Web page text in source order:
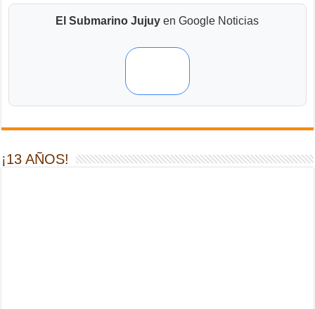
El Submarino Jujuy en Google Noticias
¡13 AÑOS!